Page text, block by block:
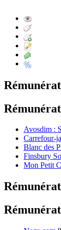
Avosdim :
Carrefour-
Blanc des
Finsbury
Mon Petit